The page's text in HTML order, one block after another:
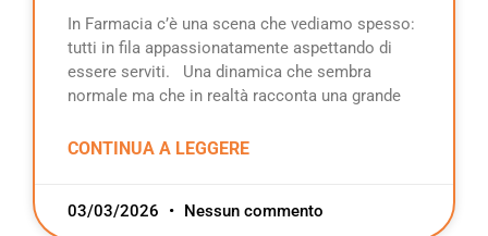
In Farmacia c’è una scena che vediamo spesso:
tutti in fila appassionatamente aspettando di
essere serviti. Una dinamica che sembra
normale ma che in realtà racconta una grande
CONTINUA A LEGGERE
03/03/2026 Nessun commento